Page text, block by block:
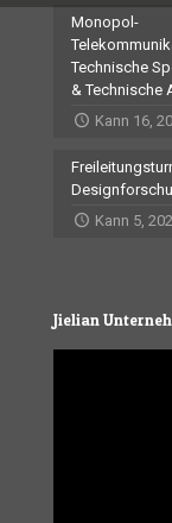
Monopol-
Technische
& Technische
Kann 16,
Kann 5,
Jielian